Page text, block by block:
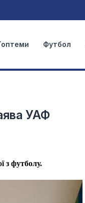
Футбол
УАФ
з футболу.